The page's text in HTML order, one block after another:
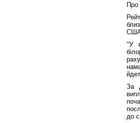
Про
"У
За
до